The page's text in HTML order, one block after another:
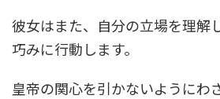
彼女はまた、自分の立場を理解
巧みに行動します。
皇帝の関心を引かないようにわ